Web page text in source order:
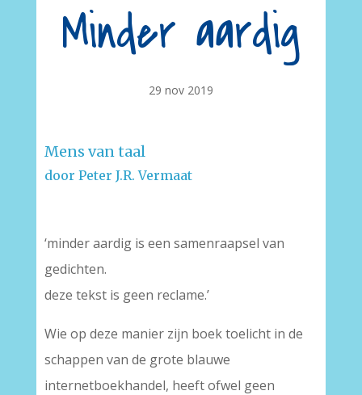
Minder aardig
29 nov 2019
Mens van taal
door Peter J.R. Vermaat
‘minder aardig is een samenraapsel van
gedichten.
deze tekst is geen reclame.’
Wie op deze manier zijn boek toelicht in de
schappen van de grote blauwe
internetboekhandel, heeft ofwel geen